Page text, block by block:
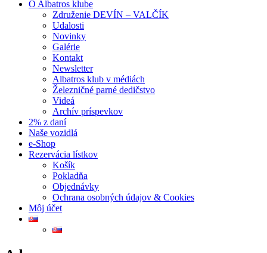
O Albatros klube
Združenie DEVÍN – VALČÍK
Udalosti
Novinky
Galérie
Kontakt
Newsletter
Albatros klub v médiách
Železničné parné dedičstvo
Videá
Archív príspevkov
2% z daní
Naše vozidlá
e-Shop
Rezervácia lístkov
Košík
Pokladňa
Objednávky
Ochrana osobných údajov & Cookies
Môj účet